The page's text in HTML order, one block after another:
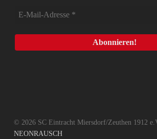
© 2026 SC Eintracht Miersdorf/Zeuthen 1912
NEONRAUSCH